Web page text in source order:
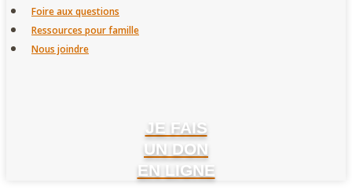
Foire aux questions
Ressources pour famille
Nous joindre
JE FAIS
UN DON
EN LIGNE